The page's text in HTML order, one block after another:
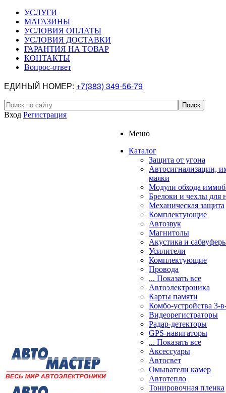
УСЛУГИ
МАГАЗИНЫ
УСЛОВИЯ ОПЛАТЫ
УСЛОВИЯ ДОСТАВКИ
ГАРАНТИЯ НА ТОВАР
КОНТАКТЫ
Вопрос-ответ
ЕДИНЫЙ НОМЕР: +7(383) 349-56-79
Вход Регистрация
Меню
Каталог
Защита от угона
Автосигнализации,
маяки
Модули обхода
Брелоки и чехлы для
Механическая защита
Комплектующие
Автозвук
Магнитолы
Акустика и
Усилители
Комплектующие
Провода
... Показать все
Автоэлектроника
Карты памяти
Комбо-устройства 3-
Видеорегистраторы
Радар-детекторы
GPS-навигаторы
... Показать все
Аксессуары
Автосвет
Омыватели камер
Автотепло
Тонировочная пленка